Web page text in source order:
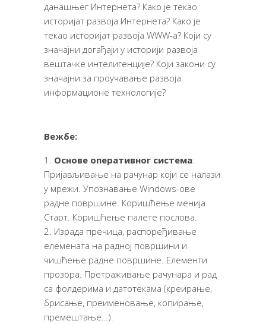
данашњег Интернета? Како је текао
историјат развоја Интернета? Како је
текао историјат развоја WWW-а? Који су
значајни догађаји у историји развоја
вештачке интелигенције? Који закони су
значајни за проучавање развоја
информационе технологије?
Вежбе:
Основе оперативног система:
Пријављивање на рачунар који се налази
у мрежи. Упознавање Windows-ове
радне површине. Коришћење менија
Старт. Коришћење палете послова.
Израда пречица, распоређивање
елемената на радној површини и
чишћење радне површине. Елементи
прозора. Претраживање рачунара и рад
са фолдерима и датотекама (креирање,
брисање, преименовање, копирање,
премештање…).